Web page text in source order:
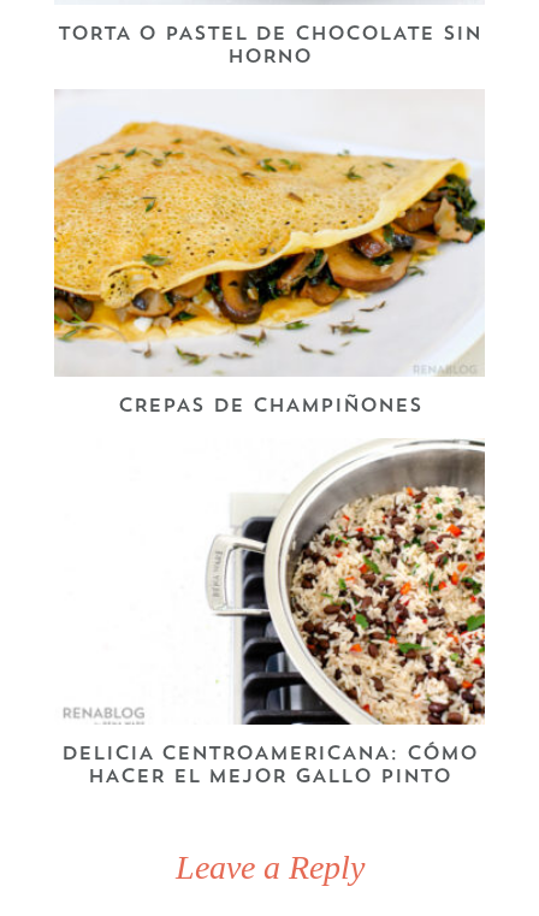
TORTA O PASTEL DE CHOCOLATE SIN
HORNO
CREPAS DE CHAMPIÑONES
DELICIA CENTROAMERICANA: CÓMO
HACER EL MEJOR GALLO PINTO
Leave a Reply